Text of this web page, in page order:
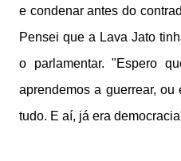
e condenar antes do
Pensei que a Lava Jato
o parlamentar. "Espero
aprendemos a guerrear,
tudo. E aí, já era